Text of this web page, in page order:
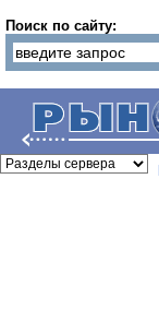
Поиск по сайту: